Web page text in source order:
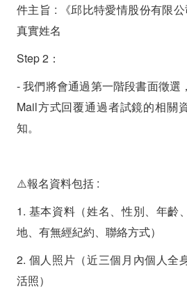
件主旨 : 《邱比特愛情股份有限
真實姓名
Step 2：
- 我們將會通過第一階段書面徵選
Mail方式回覆通過者試鏡的相關
知。
⚠️報名資料包括 :
1. 基本資料（姓名、性別、年齡
地、有無經紀約、聯絡方式）
2. 個人照片（近三個月內個人全
活照）